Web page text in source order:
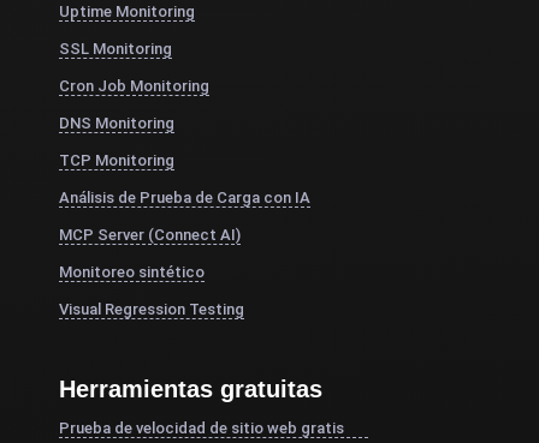
Uptime Monitoring
SSL Monitoring
Cron Job Monitoring
DNS Monitoring
TCP Monitoring
Análisis de Prueba de Carga con IA
MCP Server (Connect AI)
Monitoreo sintético
Visual Regression Testing
Herramientas gratuitas
Prueba de velocidad de sitio web gratis